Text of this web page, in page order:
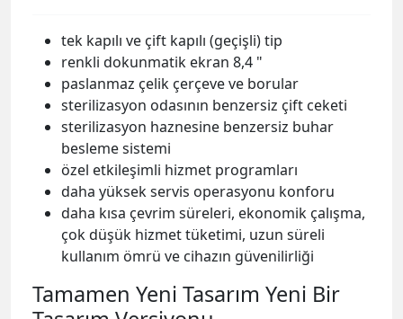
tek kapılı ve çift kapılı (geçişli) tip
renkli dokunmatik ekran 8,4 "
paslanmaz çelik çerçeve ve borular
sterilizasyon odasının benzersiz çift ceketi
sterilizasyon haznesine benzersiz buhar
besleme sistemi
özel etkileşimli hizmet programları
daha yüksek servis operasyonu konforu
daha kısa çevrim süreleri, ekonomik çalışma,
çok düşük hizmet tüketimi, uzun süreli
kullanım ömrü ve cihazın güvenilirliği
Tamamen Yeni Tasarım Yeni Bir